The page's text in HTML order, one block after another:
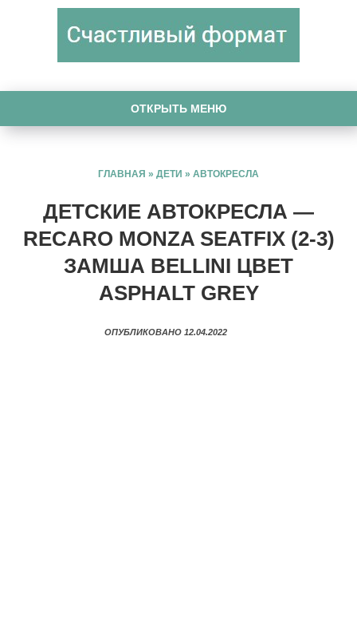
ОТКРЫТЬ МЕНЮ
ГЛАВНАЯ » ДЕТИ » АВТОКРЕСЛА
ДЕТСКИЕ АВТОКРЕСЛА —
RECARO MONZA SEATFIX (2-3)
ЗАМША BELLINI ЦВЕТ
ASPHALT GREY
ОПУБЛИКОВАНО 12.04.2022